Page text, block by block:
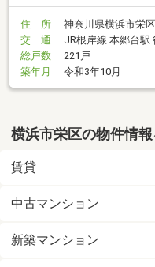
住 所
神奈川県横浜市栄
交 通
JR根岸線 本郷台駅
総戸数
221戸
築年月
令和3年10月
横浜市栄区の物件情
賃貸
中古マンション
新築マンション